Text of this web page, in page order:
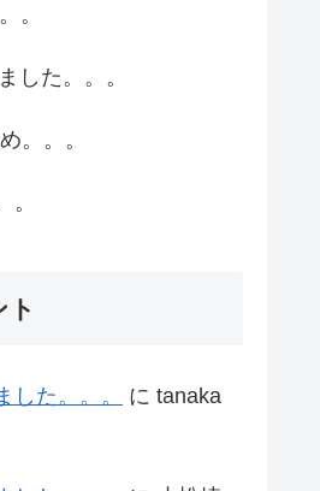
。
した。。。
。。。
した。。。 に tanaka